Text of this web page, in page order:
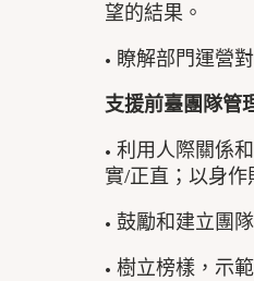
望的結果。
• 瞭解部門運營
支援前臺團隊管
• 利用人際關係
實/正直；以身作
• 鼓勵和建立團
• 樹立榜樣，示